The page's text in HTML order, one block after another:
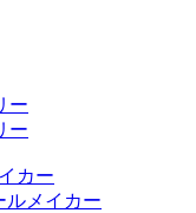
ー
ー
カー
ルメイカー